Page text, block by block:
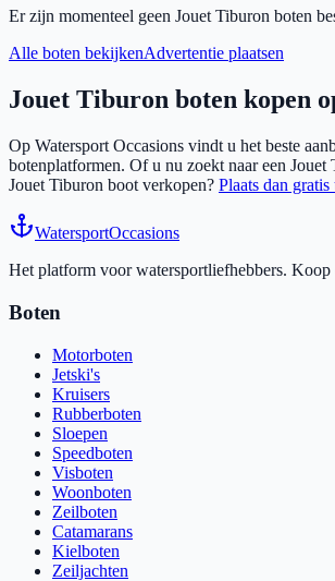
Er zijn momenteel geen Jouet Tiburon boten
Alle boten bekijkenAdvertentie plaatsen
Jouet Tiburon boten kopen
Op Watersport Occasions vindt u het beste
botenplatformen. Of u nu zoekt naar een Jouet
Jouet Tiburon boot verkopen? Plaats dan
WatersportOccasions
Het platform voor watersportliefhebbers. Koop
Boten
Motorboten
Jetski's
Kruisers
Rubberboten
Sloepen
Speedboten
Visboten
Woonboten
Zeilboten
Catamarans
Kielboten
Zeiljachten